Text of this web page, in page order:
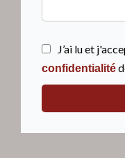
J’ai lu et
confidentialité